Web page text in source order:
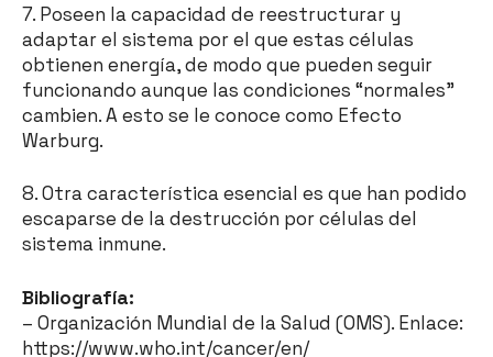
7. Poseen la capacidad de reestructurar y
adaptar el sistema por el que estas células
obtienen energía, de modo que pueden seguir
funcionando aunque las condiciones “normales”
cambien. A esto se le conoce como Efecto
Warburg.
8. Otra característica esencial es que han podido
escaparse de la destrucción por células del
sistema inmune.
Bibliografía:
– Organización Mundial de la Salud (OMS). Enlace:
https://www.who.int/cancer/en/